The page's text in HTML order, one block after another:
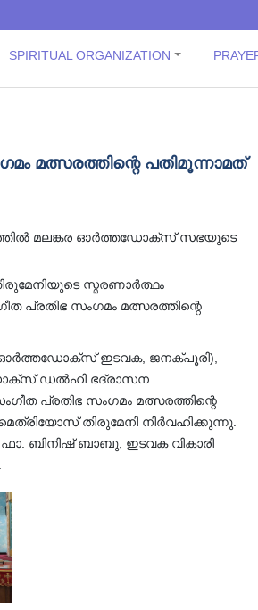
SPIRITUAL ORGANIZATION
മത്സരത്തിന്റെ പതിമൂന്നാമത്
മലങ്കര ഓർത്തഡോക്സ് സഭയുടെ
സ്മരണാർത്ഥം
പ്രതിഭ സംഗമം മത്സരത്തിന്റെ
ഓർത്തഡോക്സ് ഇടവക, ജനക്പൂരി),
ഡൽഹി ഭദ്രാസന
പ്രതിഭ സംഗമം മത്സരത്തിന്റെ
തിരുമേനി നിർവഹിക്കുന്നു.
ബിനിഷ് ബാബു, ഇടവക വികാരി